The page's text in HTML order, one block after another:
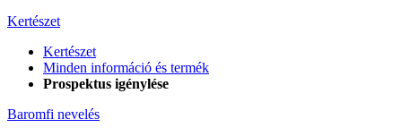
Kertészet
Kertészet
Minden információ és termék
Prospektus igénylése
Baromfi nevelés